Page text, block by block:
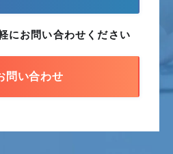
にお問い合わせください
問い合わせ